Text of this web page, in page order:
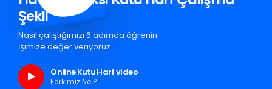
Şekli
Nasıl çalıştığımızı 6 adımda öğrenin.
İşimize değer veriyoruz.
Online Kutu Harf video
Farkımız Ne ?